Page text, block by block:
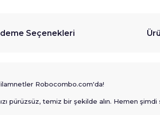
Seçenekleri
Robocombo.com'da!
pürüzsüz, temiz bir şekilde alın. Hemen şimdi